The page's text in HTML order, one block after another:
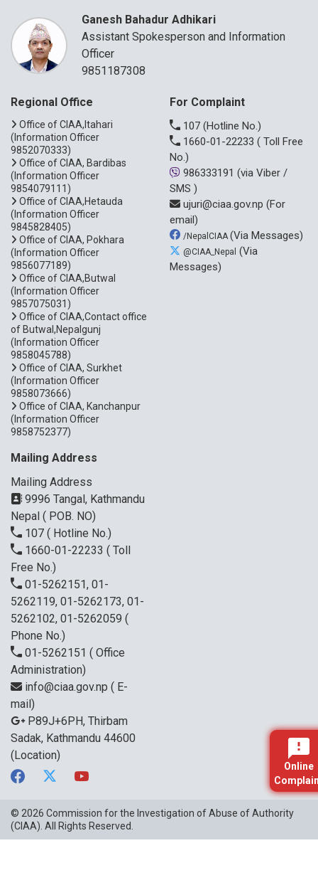
Online
Ganesh Bahadur Adhikari
Assistant Spokesperson and Information
Officer
9851187308
Regional Office
Office of CIAA,Itahari
(Information Officer
9852070333)
Office of CIAA, Bardibas
(Information Officer
9854079111)
Office of CIAA,Hetauda
(Information Officer
9845828405)
Office of CIAA, Pokhara
(Information Officer
9856077189)
Office of CIAA,Butwal
(Information Officer
9857075031)
Office of CIAA,Contact office
of Butwal,Nepalgunj
(Information Officer
9858045788)
Office of CIAA, Surkhet
(Information Officer
9858073666)
Office of CIAA, Kanchanpur
(Information Officer
9858752377)
For Complaint
107 (Hotline No.)
1660-01-22233 ( Toll Free
No.)
986333191 (via Viber /
SMS )
ujuri@ciaa.gov.np (For
email)
/NepalCIAA (Via Messages)
@CIAA_Nepal (Via
Messages)
Mailing Address
Mailing Address
9996 Tangal, Kathmandu
Nepal ( POB. NO)
107 ( Hotline No.)
1660-01-22233 ( Toll
Free No.)
01-5262151, 01-
5262119, 01-5262173, 01-
5262102, 01-5262059 (
Phone No.)
01-5262151 ( Office
Administration)
info@ciaa.gov.np ( E-
mail)
P89J+6PH, Thirbam
Sadak, Kathmandu 44600
(Location)
© 2026 Commission for the Investigation of Abuse of Authority
(CIAA) . All Rights Reserved.